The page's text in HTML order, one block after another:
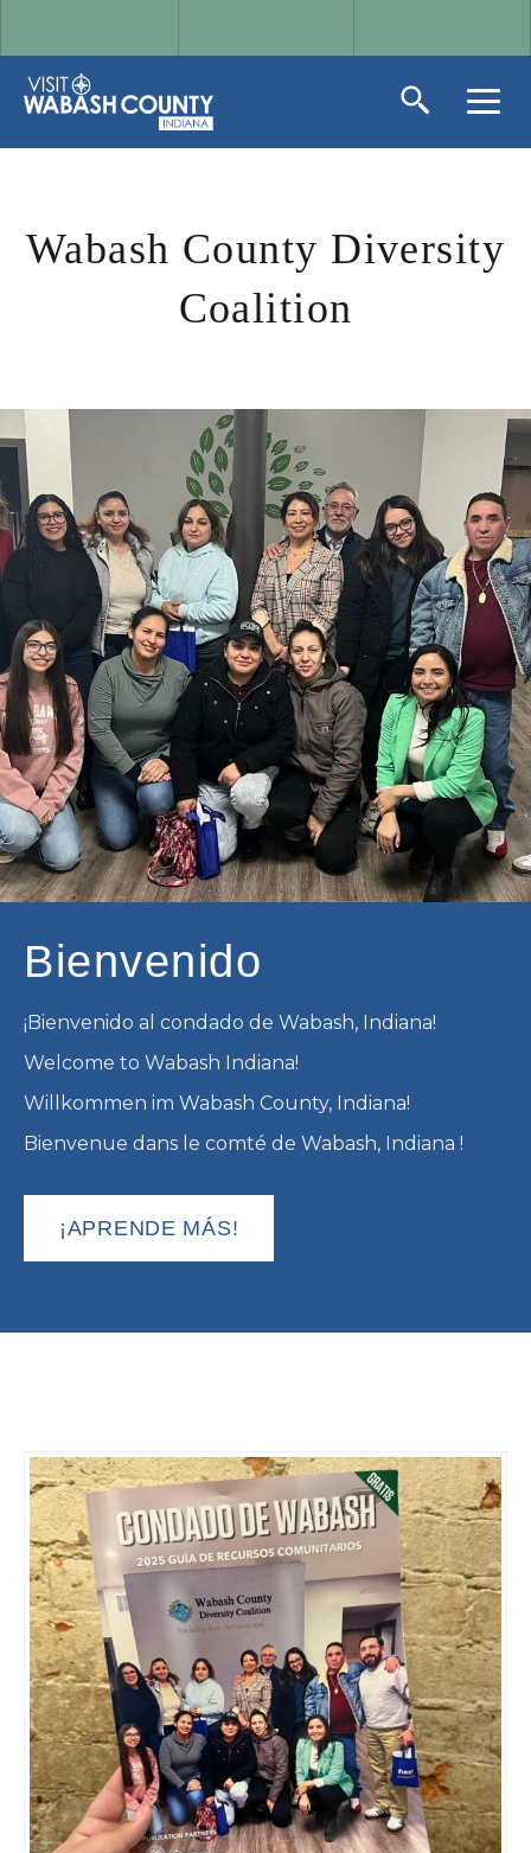
Wabash County Diversity
Coalition
Bienvenido
¡Bienvenido al condado de Wabash, Indiana!
Welcome to Wabash Indiana!
Willkommen im Wabash County, Indiana!
Bienvenue dans le comté de Wabash, Indiana !
¡APRENDE MÁS!